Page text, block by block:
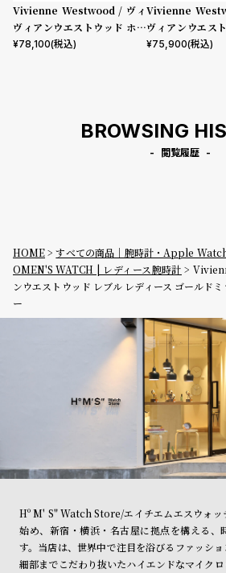
Vivienne Westwood / ヴィ
ヴィアンウエストウッド ホク
ストン レディース ブラック ダ
¥78,100(税込)
Vivienne
ヴィアンウエス
ルシー - レディー
¥75,900(税込)
BROWSING
閲覧履歴
HOME すべての商品｜腕時計・Apple
OMEN'S WATCH | レディース腕時計
ンウエストウッド レブル レディース ゴールド
ー
Hº M' S" Watch Store/エイチエムエスウォッ
始め、新宿・横浜・名古屋に拠点を構える、
す。当店は、世界中で注目を浴びるファッショ
細部までこだわり抜いたハイエンドなマイク